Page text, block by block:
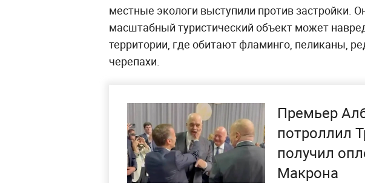
местные экологи выступили против застройки.
масштабный туристический объект может
территории, где обитают фламинго, пеликаны,
черепахи.
Премьер
потроллил
получил
Макрона